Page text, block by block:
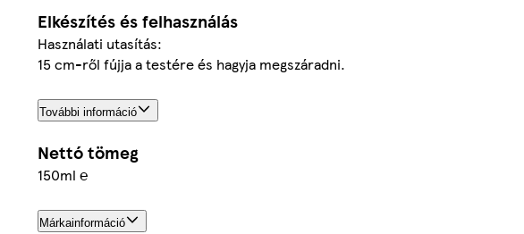
Elkészítés és felhasználás
Használati utasítás:
15 cm-ről fújja a testére és hagyja megszáradni.
További információ
Nettó tömeg
150ml ℮
Márkainformáció